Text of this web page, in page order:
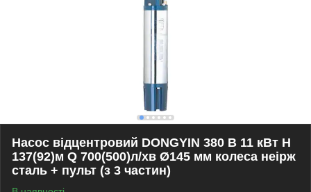
Насос відцентровий DONGYIN 380 В 11 кВт H
137(92)м Q 700(500)л/хв Ø145 мм колеса неірж
сталь + пульт (з 3 частин)